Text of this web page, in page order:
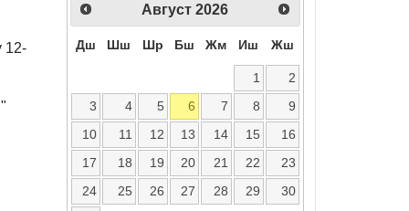
12-
Август 2026
Дш Шш Шр Бш Жм Иш Жш
1
2
3
4 5 6 7 8
9
10
11 12 13 14 15
16
17
18 19 20 21 22
23
24
25 26 27 28 29 30